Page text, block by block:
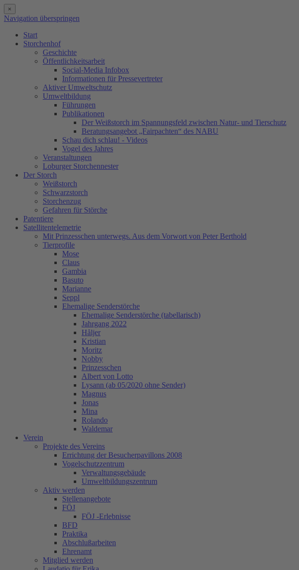
×
Navigation überspringen
Start
Storchenhof
Geschichte
Öffentlichkeitsarbeit
Social-Media Infobox
Informationen für Pressevertreter
Aktiver Umweltschutz
Umweltbildung
Führungen
Publikationen
Der Weißstorch im Spannungsfeld zwischen Natur- und Tierschutz
Beratungsangebot „Fairpachten“ des NABU
Schau dich schlau! - Videos
Vogel des Jahres
Veranstaltungen
Loburger Storchennester
Der Storch
Weißstorch
Schwarzstorch
Storchenzug
Gefahren für Störche
Patentiere
Satellitentelemetrie
Mit Prinzesschen unterwegs. Aus dem Vorwort von Peter Berthold
Tierprofile
Mose
Claus
Gambia
Basuto
Marianne
Seppl
Ehemalige Senderstörche
Ehemalige Senderstörche (tabellarisch)
Jahrgang 2022
Håljer
Kristian
Moritz
Nobby
Prinzesschen
Albert von Lotto
Lysann (ab 05/2020 ohne Sender)
Magnus
Jonas
Mina
Rolando
Waldemar
Verein
Projekte des Vereins
Errichtung der Besucherpavillons 2008
Vogelschutzzentrum
Verwaltungsgebäude
Umweltbildungszentrum
Aktiv werden
Stellenangebote
FÖJ
FÖJ -Erlebnisse
BFD
Praktika
Abschlußarbeiten
Ehrenamt
Mitglied werden